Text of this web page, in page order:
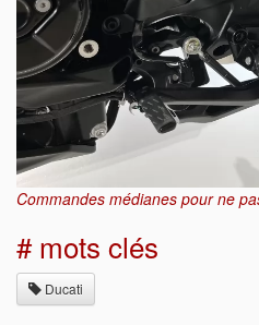
Commandes médianes pour ne
# mots clés
Ducati